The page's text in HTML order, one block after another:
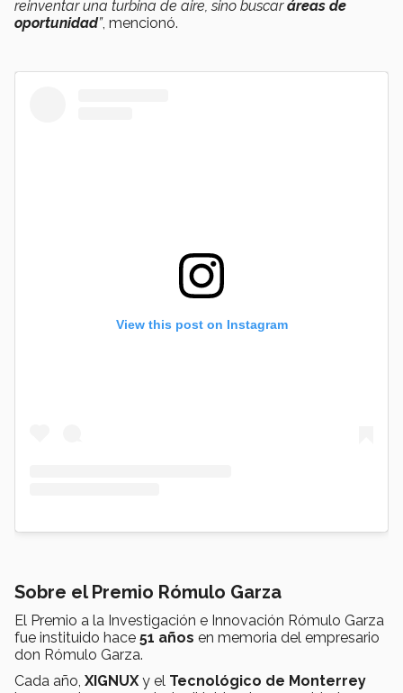
reinventar una turbina de aire, sino buscaráreas de
oportunidad”, mencionó.
View this post on Instagram
Sobre el Premio Rómulo Garza
El Premio a la Investigación e Innovación Rómulo Garza
fue instituido hace 51 años en memoria del empresario
don Rómulo Garza.
Cada año, XIGNUXy el Tecnológico de Monterrey